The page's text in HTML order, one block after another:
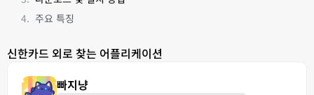
주요 특징
신한카드 외로 찾는 어플리케이션
빠지냥